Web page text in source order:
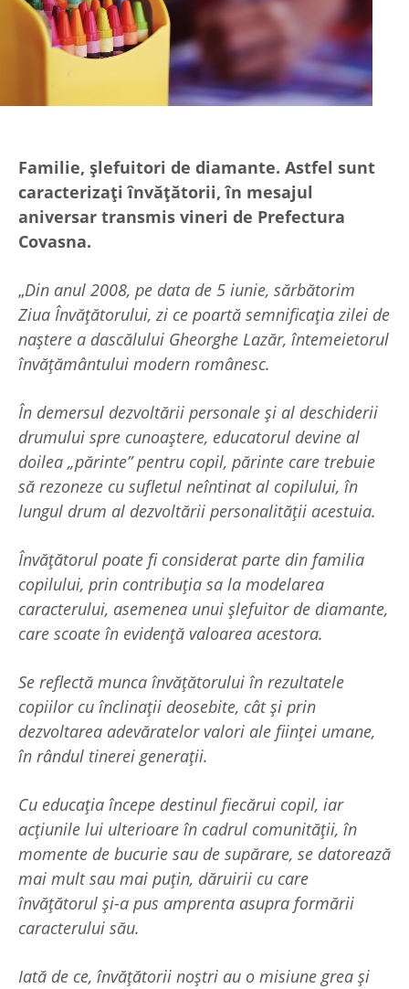
Familie, șlefuitori de diamante. Astfel sunt
caracterizați învățătorii, în mesajul
aniversar transmis vineri de Prefectura
Covasna.
„Din anul 2008, pe data de 5 iunie, sărbătorim
Ziua Învățătorului, zi ce poartă semnificația zilei de
naștere a dascălului Gheorghe Lazăr, întemeietorul
învățământului modern românesc.
În demersul dezvoltării personale și al deschiderii
drumului spre cunoaștere, educatorul devine al
doilea „părinte” pentru copil, părinte care trebuie
să rezoneze cu sufletul neîntinat al copilului, în
lungul drum al dezvoltării personalității acestuia.
Învățătorul poate fi considerat parte din familia
copilului, prin contribuția sa la modelarea
caracterului, asemenea unui șlefuitor de diamante,
care scoate în evidență valoarea acestora.
Se reflectă munca învățătorului în rezultatele
copiilor cu înclinații deosebite, cât și prin
dezvoltarea adevăratelor valori ale ființei umane,
în rândul tinerei generații.
Cu educația începe destinul fiecărui copil, iar
acțiunile lui ulterioare în cadrul comunității, în
momente de bucurie sau de supărare, se datorează
mai mult sau mai puțin, dăruirii cu care
învățătorul și-a pus amprenta asupra formării
caracterului său.
Iată de ce, învățătorii noștri au o misiune grea și